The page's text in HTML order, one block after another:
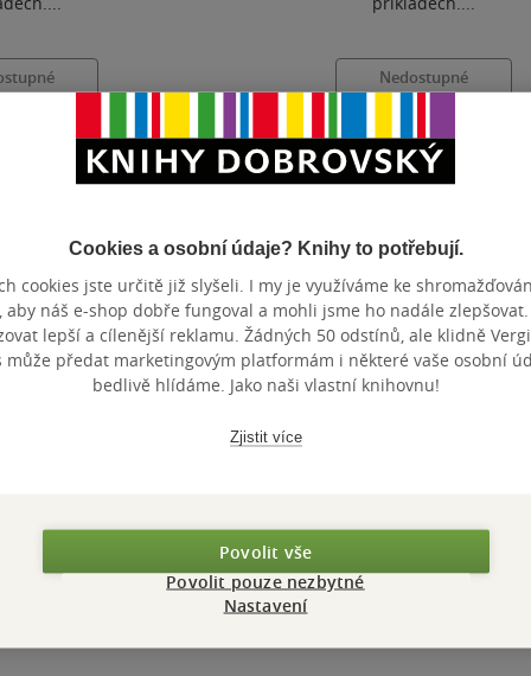
Nedostupné
Zobrazeno 3 z 3
Cookies a osobní údaje? Knihy to potřebují.
cookies jste určitě již slyšeli. I my je využíváme ke
aby náš e-shop dobře fungoval a mohli jsme ho nadále zlepšovat.
lepší a cílenější reklamu. Žádných 50 odstínů, ale klidně
může předat marketingovým platformám i některé vaše osobní
bedlivě hlídáme. Jako naši vlastní knihovnu!
Zjistit více
Povolit vše
Povolit pouze nezbytné
Nastavení